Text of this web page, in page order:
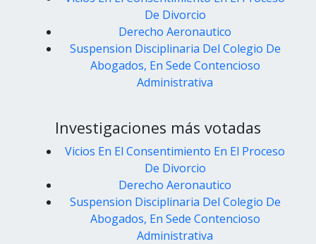
De Divorcio
Derecho Aeronautico
Suspension Disciplinaria Del Colegio De
Abogados, En Sede Contencioso
Administrativa
Investigaciones más votadas
Vicios En El Consentimiento En El Proceso
De Divorcio
Derecho Aeronautico
Suspension Disciplinaria Del Colegio De
Abogados, En Sede Contencioso
Administrativa